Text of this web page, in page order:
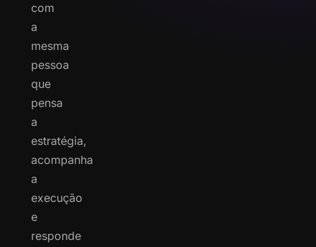
com
a
mesma
pessoa
que
pensa
a
estratégia,
acompanha
a
execução
e
responde